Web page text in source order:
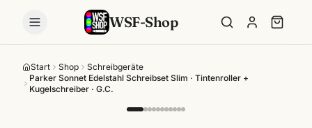
WSF-Shop
Start Shop
Schreibgeräte
Parker Sonnet Edelstahl Schreibset Slim · Tintenroller +
Kugelschreiber · G.C.